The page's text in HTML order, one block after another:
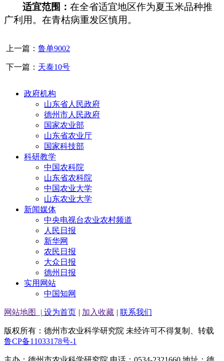
适宜范围：在全省适宜地区作为夏玉米品种推
广利用。在青枯病重发区慎用。
上一篇： 鲁单9002
下一篇： 天泰10号
政府机构
山东省人民政府
德州市人民政府
国家农业部
山东省农业厅
国家科技部
科研教学
中国农科院
山东省农科院
中国农业大学
山东农业大学
新闻媒体
中央电视台农业农村频道
人民日报
新华网
农民日报
大众日报
德州日报
实用网站
中国知网
网站地图 | 设为首页 | 加入收藏 | 联系我们
版权所有：德州市农业科学研究院 未经许可不得复制、转载
鲁CP备11033178号-1